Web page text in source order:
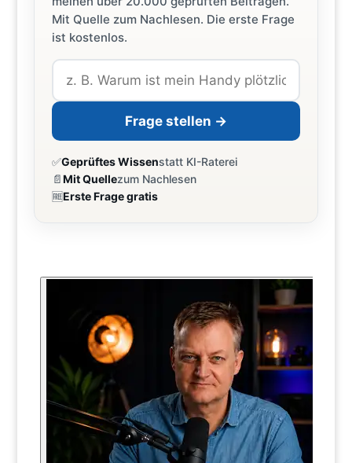
Mit Quelle zum Nachlesen. Die erste Frage
ist kostenlos.
Frage stellen →
✅Geprüftes Wissenstatt KI-Raterei
📄Mit Quellezum Nachlesen
🆓Erste Frage gratis